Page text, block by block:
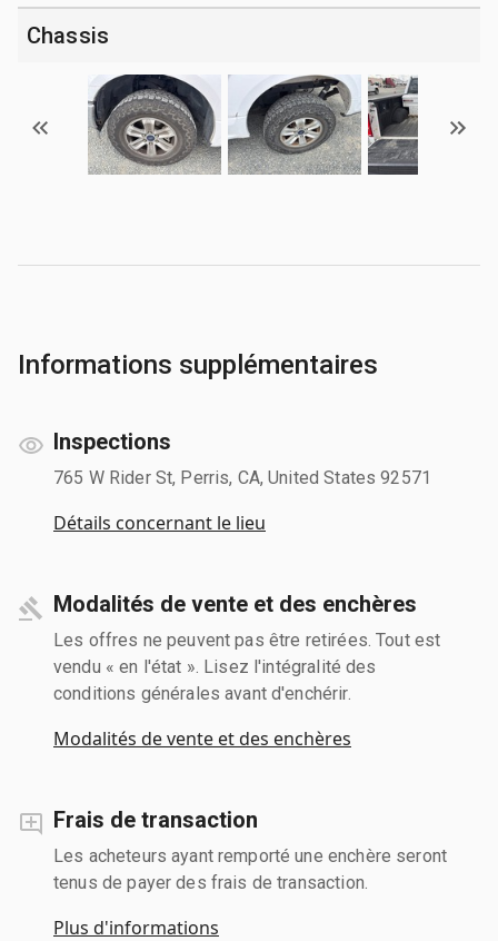
Chassis
Informations supplémentaires
Inspections
765 W Rider St, Perris, CA, United States 92571
Détails concernant le lieu
Modalités de vente et des enchères
Les offres ne peuvent pas être retirées. Tout est
vendu « en l'état ». Lisez l'intégralité des
conditions générales avant d'enchérir.
Modalités de vente et des enchères
Frais de transaction
Les acheteurs ayant remporté une enchère seront
tenus de payer des frais de transaction.
Plus d'informations